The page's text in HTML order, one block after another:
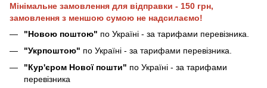
Мінімальне замовлення для відправки - 150 грн,
замовлення з меншою сумою не надсилаємо!
"Новою поштою" по Україні - за тарифами перевізника.
"Укрпоштою" по Україні - за тарифами перевізника.
"Кур'єром Нової пошти" по Україні - за тарифами
перевізника